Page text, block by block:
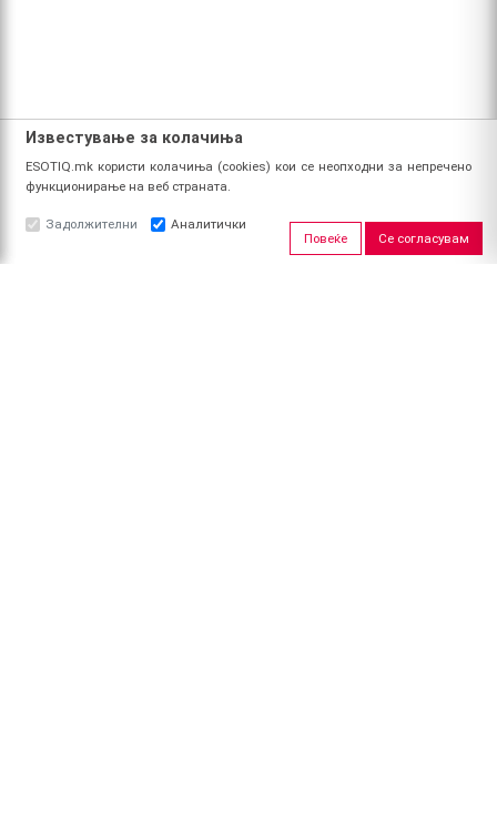
Известување за колачиња
ESOTIQ.mk користи колачиња (cookies) кои се неопходни за непречено
функционирање на веб страната.
Задолжителни
Аналитички
Повеќе
Се согласувам